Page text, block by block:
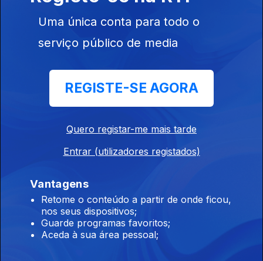
Edição | Lília Almeida
Edição | Lília Almeida
Edição | Lília Almeida
Edição | Margarida Pereira
20 jul. 2026
Uma única conta para todo o
serviço público de media
REGISTE-SE AGORA
Quero registar-me mais tarde
Entrar (utilizadores registados)
Vantagens
Retome o conteúdo a partir de onde ficou,
nos seus dispositivos;
Guarde programas favoritos;
Aceda à sua área pessoal;